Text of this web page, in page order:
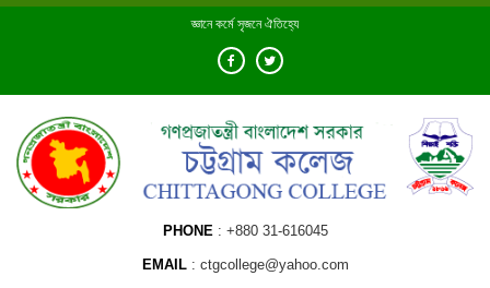
Skip
জ্ঞানে কর্মে সৃজনে ঐতিহ্যে
PHONE +880 31-616045
EMAIL ctgcollege@yahoo.com